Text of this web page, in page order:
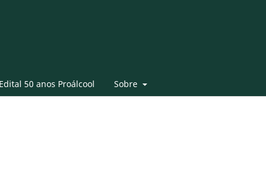
Edital 50 anos Proálcool Sobre